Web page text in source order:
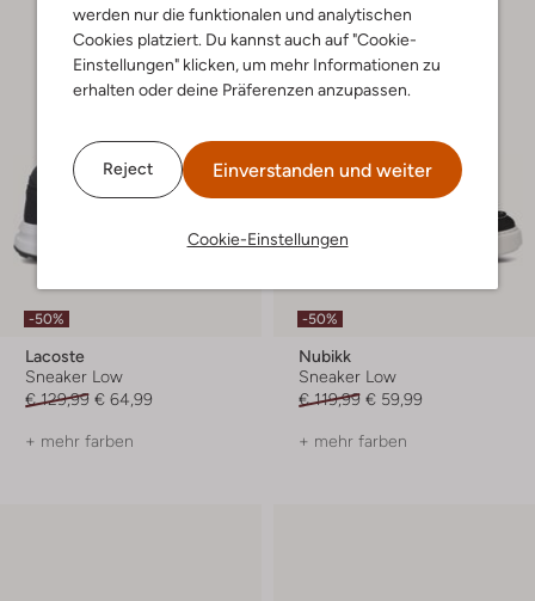
werden nur die funktionalen und analytischen
Cookies platziert. Du kannst auch auf "Cookie-
Einstellungen" klicken, um mehr Informationen zu
erhalten oder deine Präferenzen anzupassen.
Reject Einverstanden und weiter
Cookie-Einstellungen
-50%
Lacoste
Sneaker Low
€ 129,99 € 64,99
+ mehr farben
-50%
Nubikk
Sneaker Low
€ 119,99 € 59,99
+ mehr farben